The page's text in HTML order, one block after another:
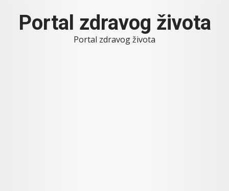
contentPortal zdravog života
Portal zdravog života